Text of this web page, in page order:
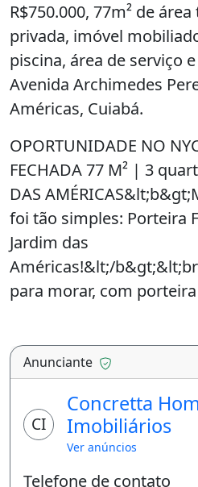
R$750.000, 77m² de
privada, imóvel
piscina, área de serviço
Avenida Archimedes
Américas, Cuiabá.
OPORTUNIDADE NO
FECHADA 77 M² | 3
DAS
foi tão simples: Porteira
Jardim das
Américas!&lt;/
para morar, com
mais valorizadas de
para financiar, sem
Anunciante
CI
Concretta
Imobiliários
Ver anúncios
Telefone de contato